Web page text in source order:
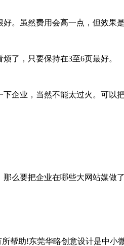
虽然费用会高一点，但效果是
了，只要保持在3至6页最好。
业，当然不能太过火。可以
要把企业在哪些大网站媒做
帮助!东莞华略创意设计是中小